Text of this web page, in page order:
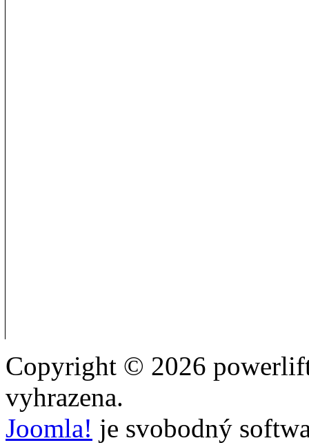
Copyright © 2026
vyhrazena.
Joomla! je svobodný